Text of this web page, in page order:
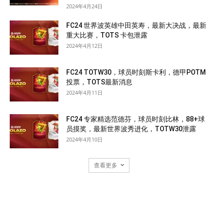
2024年4月24日
FC24 世界波英雄中田英寿，最新大决战，最新
重大比赛，TOTS 卡包泄露
2024年4月12日
FC24 TOTW30，球员时刻斯卡利，德甲POTM
投票，TOTS最新消息
2024年4月11日
FC24 专家精选范德芬，球员时刻比林，88+球
员摸奖，最新世界波秀进化，TOTW30泄露
2024年4月10日
查看更多